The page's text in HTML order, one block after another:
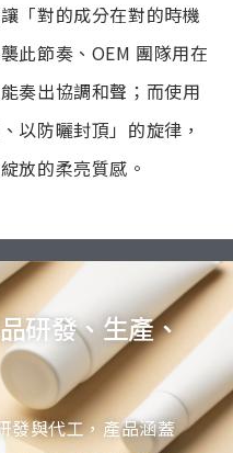
「對的成分在對的時機
此節奏、OEM 團隊用在
奏出協調和聲；而使用
以防曬封頂」的旋律，
放的柔亮質感。
研發、生產、
發與代工，產品涵蓋